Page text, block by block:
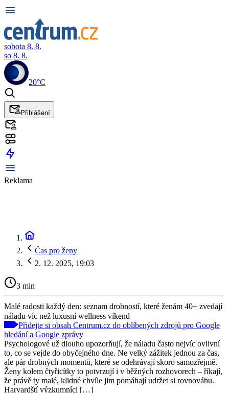
sobota 8. 8.
so 8. 8.
20°C
Přihlášení
Reklama
Čas pro ženy
2. 12. 2025, 19:03
3 min
Malé radosti každý den: seznam drobností, které ženám 40+ zvedají
náladu víc než luxusní wellness víkend
Přidejte si obsah Centrum.cz do oblíbených zdrojů pro Google
hledání a Google zprávy
Psychologové už dlouho upozorňují, že náladu často nejvíc ovlivní
to, co se vejde do obyčejného dne. Ne velký zážitek jednou za čas,
ale pár drobných momentů, které se odehrávají skoro samozřejmě.
Ženy kolem čtyřicítky to potvrzují i v běžných rozhovorech – říkají,
že právě ty malé, klidné chvíle jim pomáhají udržet si rovnováhu.
Harvardští výzkumníci […]